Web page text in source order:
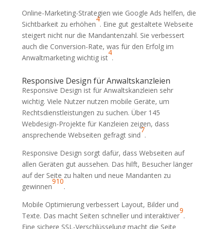
Online-Marketing-Strategien wie Google Ads helfen, die
Sichtbarkeit zu erhöhen
4
. Eine gut gestaltete Webseite
steigert nicht nur die Mandantenzahl. Sie verbessert
auch die Conversion-Rate, was für den Erfolg im
Anwaltmarketing wichtig ist
4
.
Responsive Design für Anwaltskanzleien
Responsive Design ist für Anwaltskanzleien sehr
wichtig. Viele Nutzer nutzen mobile Geräte, um
Rechtsdienstleistungen zu suchen. Über 145
Webdesign-Projekte für Kanzleien zeigen, dass
ansprechende Webseiten gefragt sind
7
.
Responsive Design sorgt dafür, dass Webseiten auf
allen Geräten gut aussehen. Das hilft, Besucher länger
auf der Seite zu halten und neue Mandanten zu
gewinnen
910
.
Mobile Optimierung verbessert Layout, Bilder und
Texte. Das macht Seiten schneller und interaktiver
9
.
Eine sichere SSL-Verschlüsselung macht die Seite